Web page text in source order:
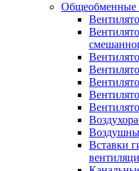
Общеобменные
Вставки